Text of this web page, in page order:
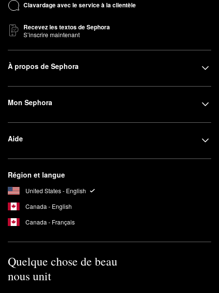
Clavardage avec le service à la clientèle
Recevez les textos de Sephora
S’inscrire maintenant
À propos de Sephora
Mon Sephora
Aide
Région et langue
United States - English
Canada - English
Canada - Français
Quelque chose de beau
nous unit